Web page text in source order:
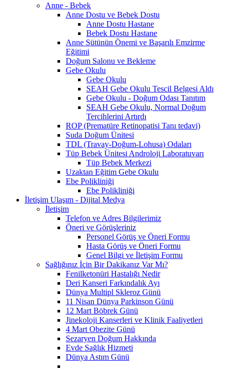
Anne - Bebek
Anne Dostu ve Bebek Dostu
Anne Dostu Hastane
Bebek Dostu Hastane
Anne Sütünün Önemi ve Başarılı Emzirme
Eğitimi
Doğum Salonu ve Bekleme
Gebe Okulu
Gebe Okulu
SEAH Gebe Okulu Tescil Belgesi Aldı
Gebe Okulu - Doğum Odası Tanıtım
SEAH Gebe Okulu, Normal Doğum
Tercihlerini Artırdı
ROP (Prematüre Retinopatisi Tanı tedavi)
Suda Doğum Ünitesi
TDL (Travay-Doğum-Lohusa) Odaları
Tüp Bebek Ünitesi Androloji Laboratuvarı
Tüp Bebek Merkezi
Uzaktan Eğitim Gebe Okulu
Ebe Polikliniği
Ebe Polikliniği
İletişim Ulaşım - Dijital Medya
İletişim
Telefon ve Adres Bilgilerimiz
Öneri ve Görüşleriniz
Personel Görüş ve Öneri Formu
Hasta Görüş ve Öneri Formu
Genel Bilgi ve İletişim Formu
Sağlığınız İçin Bir Dakikanız Var Mı?
Fenilketonüri Hastalığı Nedir
Deri Kanseri Farkındalık Ayı
Dünya Multipl Skleroz Günü
11 Nisan Dünya Parkinson Günü
12 Mart Böbrek Günü
Jinekoloji Kanserleri ve Klinik Faaliyetleri
4 Mart Obezite Günü
Sezaryen Doğum Hakkında
Evde Sağlık Hizmeti
Dünya Astım Günü